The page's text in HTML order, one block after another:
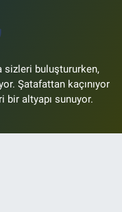
sizleri buluştururken,
Şatafattan kaçınıyor
bir altyapı sunuyor.